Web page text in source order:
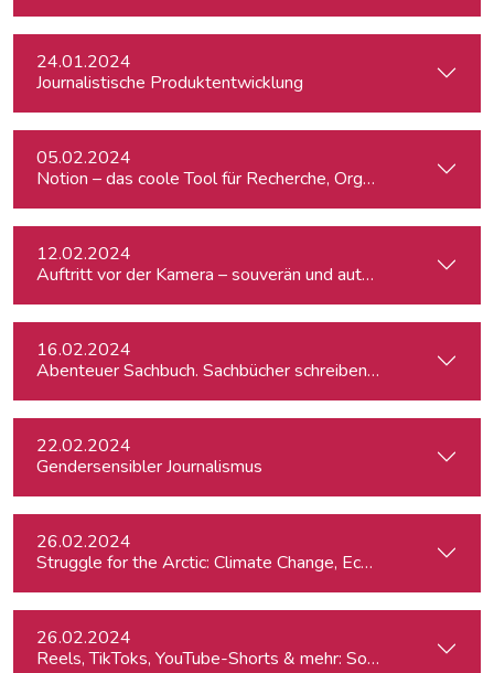
24.01.2024
Journalistische Produktentwicklung
05.02.2024
Notion – das coole Tool für Recherche, Organisation &
12.02.2024
Auftritt vor der Kamera – souverän und authentisch
16.02.2024
Abenteuer Sachbuch. Sachbücher schreiben für
22.02.2024
Gendersensibler Journalismus
26.02.2024
26.02.2024
Reels, TikToks, YouTube-Shorts & mehr: Social Media-